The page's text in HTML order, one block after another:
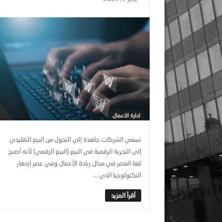
ادارة الاعمال
تسعي الشركات جاهدة إلي التحول من البيع التقليدي
إلى التجربة الرقمية في البيع (البيع الرقمي) لأنه أصبح
لغة العصر في مجال ريادة الأعمال وفي عصر إزدهار
التكنولوجيا الذي ...